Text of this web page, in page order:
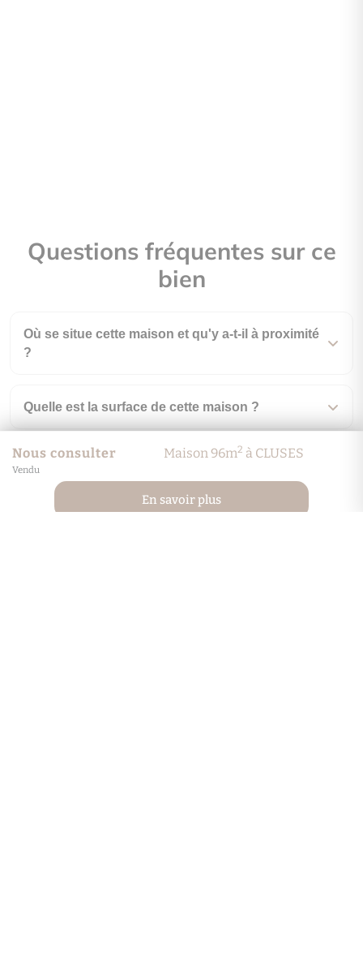
Nous consulter Maison 96m2 à CLUSES
Vendu
En savoir plus
Questions fréquentes sur ce
bien
Où se situe cette maison et qu'y a-t-il à proximité
?
Quelle est la surface de cette maison ?
Combien de pièces compte ce bien ?
Quel est le coût énergétique annuel estimé ?